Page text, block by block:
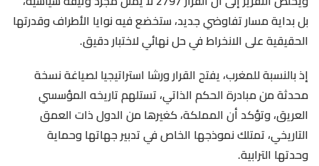
بل بداية مسار تفاوضي جديد، ستخضع فيه نوايا الأطراف وقدرتها
الحقيقية على الانخراط في حل نهائي لاختبار دقيق.
إذ بالنسبة للمغرب، يفتح القرار ورشا استراتيجيا لصياغة نسخة
محدثة من مبادرة الحكم الذاتي، تستلهم تاريخه المؤسسي
العريق، وتؤكد أن المملكة، كغيرها من الدول ذات العمق
التاريخي، تمتلك نموذجها الخاص في تدبير جهاتها وحماية
وحدتها الترابية.